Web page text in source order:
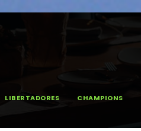
LIBERTADORES CHAMPIONS